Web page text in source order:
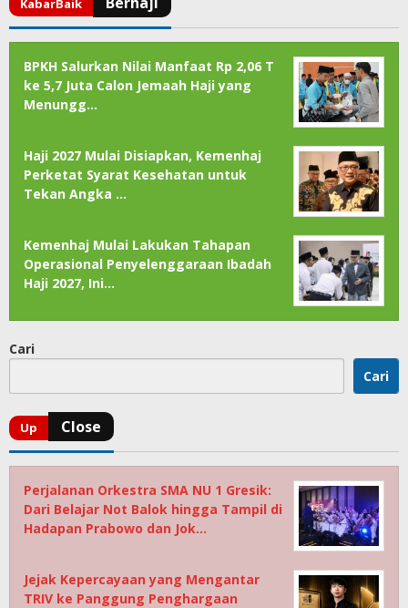
BPKH Salurkan Nilai Manfaat Rp 2,06 T
ke 5,7 Juta Calon Jemaah Haji yang
Menungg…
Haji 2027 Mulai Disiapkan, Kemenhaj
Perketat Syarat Kesehatan untuk
Tekan Angka …
Kemenhaj Mulai Lakukan Tahapan
Operasional Penyelenggaraan Ibadah
Haji 2027, Ini…
Cari
Cari
Perjalanan Orkestra SMA NU 1 Gresik:
Dari Belajar Not Balok hingga Tampil di
Hadapan Prabowo dan Jok…
Jejak Kepercayaan yang Mengantar
TRIV ke Panggung Penghargaan